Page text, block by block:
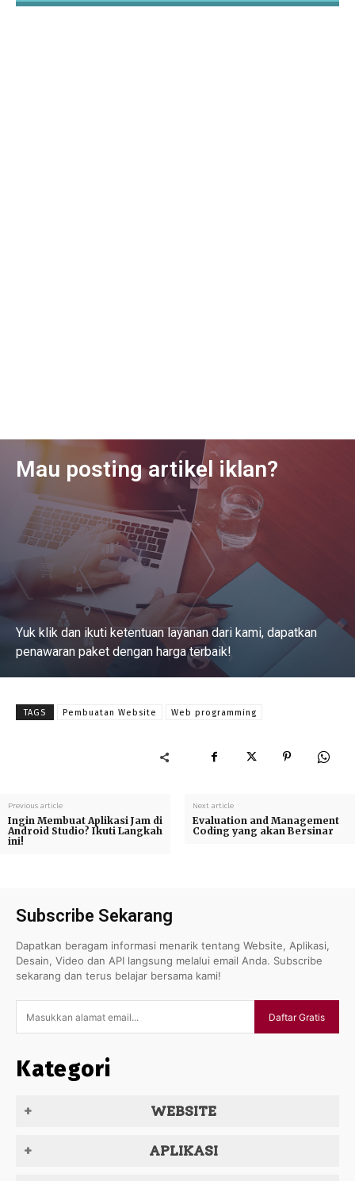
Mau posting artikel iklan?
Yuk klik dan ikuti ketentuan layanan dari kami, dapatkan
penawaran paket dengan harga terbaik!
Baca Selengkapnya
TAGS Pembuatan Website Web programming
Previous article
Ingin Membuat Aplikasi Jam di
Android Studio? Ikuti Langkah
ini!
Next article
Evaluation and Management
Coding yang akan Bersinar
Subscribe Sekarang
Dapatkan beragam informasi menarik tentang Website, Aplikasi,
Desain, Video dan API langsung melalui email Anda. Subscribe
sekarang dan terus belajar bersama kami!
Daftar Gratis
Kategori
WEBSITE
APLIKASI